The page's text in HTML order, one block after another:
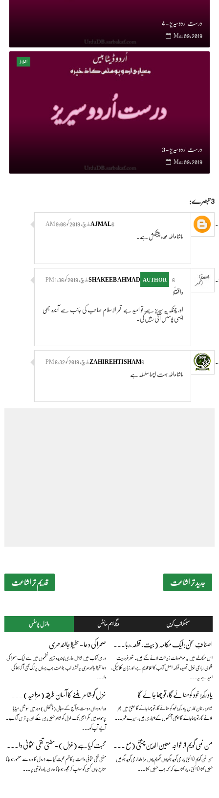
درست اردو سیریز - 4
Mar 09, 2019
اغلاط
درست اردو سیریز - 3
Mar 09, 2019
3 تبصرے:
AJMAL6 مارچ، 2019 کو 9:06 AM
ماشاءاللہ عمدہ پیشکش ہے۔
SHAKEEB AHMAD 6 مارچ، 2019 کو 1:36 PM
واقعتاً!
اور چونکہ یہ سیریز ہے، تو امید ہے قمر الاسلام صاحب کی جانب سے آئندہ بھی
ایسی پوسٹس آتی رہیں گی۔
ZAHIREHTISHAM6 مارچ، 2019 کو 6:32 PM
ماشاءاللہ بہت اچھا سلسلہ ہے
جدید تر اشاعت قدیم تر اشاعت
وائرل پوسٹس دیگر اہم سائٹس سبسکرائب کریں
صحرا کی دعا - حفیظ جالندھری
درسی کتاب میں شامل ہماری پسندیدہ ترین نظموں میں سے ایک صحرا کی
دعا حفیظ جالندھری یہ تشنہ لَب جماعت جب یہاں پر رُک گئی آ کر دُعا کی
دا...
اصنافِ سخن:ایک مکالمہ (بیت،قطعہ،رباعی،غزل) — بیج ناتھ سہائے فگارؔ
اس مکالمے میں یہ موضوعات زیرِ بحث لائے گئے ہیں۔ شعر فرد بیت
مثنوی رباعی غزل قصیدہ قطعہ اصل کتاب کا املا قدیم ہے اور زبان کلاسیکی،
امید ہے یہ...
غزل گو شاعر بننے کا آسان طریقہ (مزاحیہ) — نعمان علی خان
وہ اردو داں دوست جو آج کے دجالی (ڈیجیٹل) دور میں سوشل میڈیا
پرموجود ہیں مگر ابھی تک غزل گو شاعر نہیں بن سکے ان پر ترس آتا ہے۔
آئیے آپ کو...
یاد رکھ! خود کو مٹائےگا، تو چھا جائے گا
شاعر: رحمان فارس یاد رکھ! خود کو مٹائےگا، تو چھا جائے گا عشق میں عجز
ملائے گا ،تو چھاجائے گا اچھی آنکھوں کے پجاری ہیں، میرےشہر ...
محبت کیا ہے (غزل) -مفتی تقی عثمانی دامت برکاتہم
مفتی تقی عثمانی دامت برکاتہم محبت کیا ہے ؟،دل کا درد سے معمور ہو جانا
متاعِ جاں کسی کو سونپ کر مجبور ہو جانا ہماری بادہ نوشی پر ...
من نمی گویم از خواجہ معین الدین چشتیؒ (مع منظوم اردو ترجمہ)
من نمی گویم انا الحق یار می گوید بگو چوں نگویم چوں مرا دلدار می گوید بگو میں
نہیں کہتا انا الحق ، یار کہتا ہے کہ کہہ جب نہیں کہتا ...